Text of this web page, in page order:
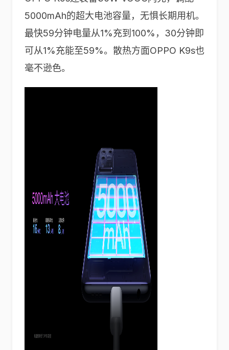
5000mAh的超大电池容量，无惧长期用机。
最快59分钟电量从1%充到100%，30分钟即
可从1%充能至59%。散热方面OPPO K9s也
毫不逊色。